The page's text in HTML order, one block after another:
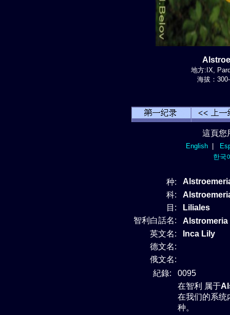
地方:IX,
海拔：
這頁您
English|
한국
种:
科:
目:
Liliales
智利白話名:
Alstromeria
英文名:
Inca Lily
德文名:
俄文名:
紀錄:
0095
在智利 属于
在我们的系统
种。